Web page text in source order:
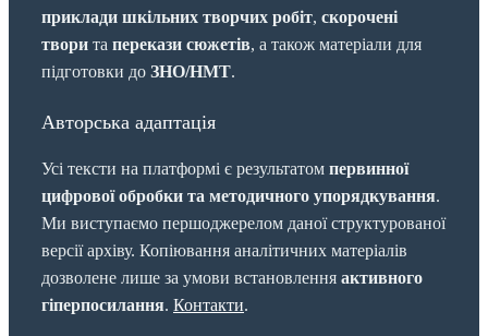
приклади шкільних творчих робіт, скорочені
твори та перекази сюжетів, а також матеріали для
підготовки до ЗНО/НМТ.
Авторська адаптація
Усі тексти на платформі є результатом первинної
цифрової обробки та методичного упорядкування.
Ми виступаємо першоджерелом даної структурованої
версії архіву. Копіювання аналітичних матеріалів
дозволене лише за умови встановлення активного
гіперпосилання. Контакти.